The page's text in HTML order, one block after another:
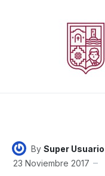
By Super Usuario
23 Noviembre 2017